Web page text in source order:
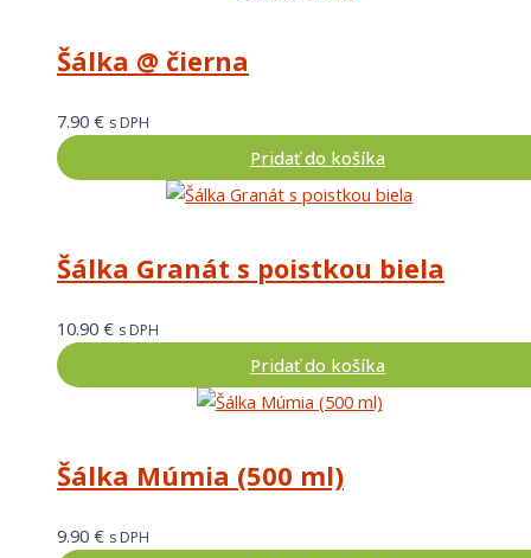
Šálka @ čierna
7.90 € s DPH
Pridať do košíka
Šálka Granát s poistkou biela
10.90 € s DPH
Pridať do košíka
Šálka Múmia (500 ml)
9.90 € s DPH